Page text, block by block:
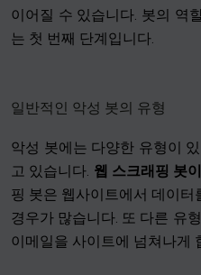
이어질 수 있습니다. 봇의 역
는 첫 번째 단계입니다.
일반적인 악성 봇의 유형
악성 봇에는 다양한 유형이
고 있습니다. 웹 스크래핑 봇이
핑 봇은 웹사이트에서 데이
경우가 많습니다. 또 다른 유
이메일을 사이트에 넘쳐나게